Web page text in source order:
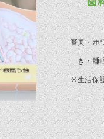
審美・ホ
き・睡
※生活保